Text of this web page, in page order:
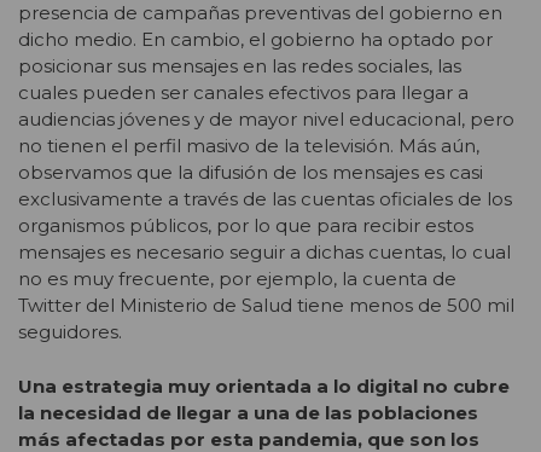
presencia de campañas preventivas del gobierno en
dicho medio. En cambio, el gobierno ha optado por
posicionar sus mensajes en las redes sociales, las
cuales pueden ser canales efectivos para llegar a
audiencias jóvenes y de mayor nivel educacional, pero
no tienen el perfil masivo de la televisión. Más aún,
observamos que la difusión de los mensajes es casi
exclusivamente a través de las cuentas oficiales de los
organismos públicos, por lo que para recibir estos
mensajes es necesario seguir a dichas cuentas, lo cual
no es muy frecuente, por ejemplo, la cuenta de
Twitter del Ministerio de Salud tiene menos de 500 mil
seguidores.
Una estrategia muy orientada a lo digital no cubre
la necesidad de llegar a una de las poblaciones
más afectadas por esta pandemia, que son los